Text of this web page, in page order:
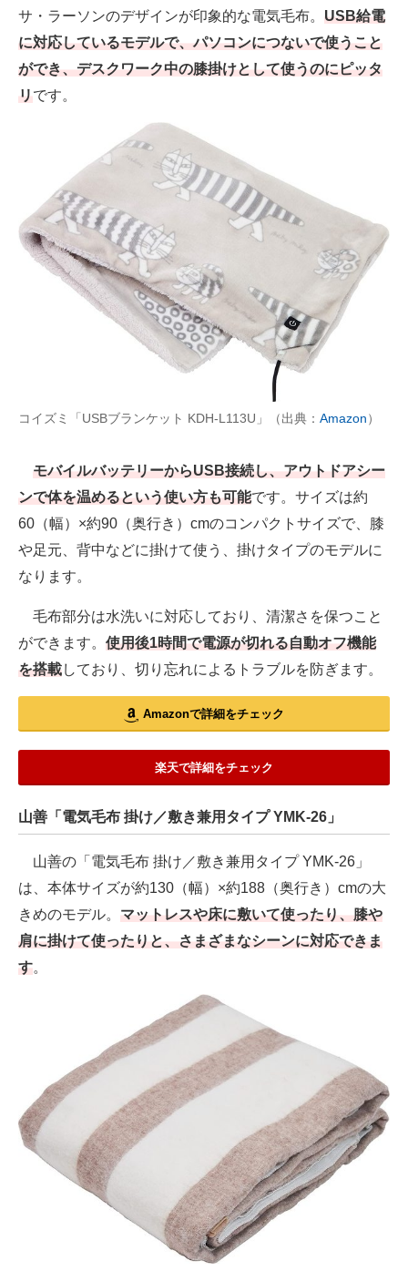
サ・ラーソンのデザインが印象的な電気毛布。 USB給電
に対応しているモデルで、パソコンにつないで使うこと
ができ、デスクワーク中の膝掛けとして使うのにピッタ
リです。
コイズミ「USBブランケット KDH-L113U」（出典： Amazon）
モバイルバッテリーからUSB接続し、アウトドアシー
ンで体を温めるという使い方も可能です。サイズは約
60（幅）×約90（奥行き）cmのコンパクトサイズで、膝
や足元、背中などに掛けて使う、掛けタイプのモデルに
なります。
毛布部分は水洗いに対応しており、清潔さを保つこと
ができます。 使用後1時間で電源が切れる自動オフ機能
を搭載しており、切り忘れによるトラブルを防ぎます。
Amazonで詳細をチェック
楽天で詳細をチェック
山善「電気毛布 掛け／敷き兼用タイプ YMK-26」
山善の「電気毛布 掛け／敷き兼用タイプ YMK-26」
は、本体サイズが約130（幅）×約188（奥行き）cmの大
きめのモデル。 マットレスや床に敷いて使ったり、膝や
肩に掛けて使ったりと、さまざまなシーンに対応できま
す。